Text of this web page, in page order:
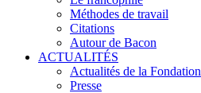
Méthodes de travail
Citations
Autour de Bacon
ACTUALITÉS
Actualités de la Fondation
Presse